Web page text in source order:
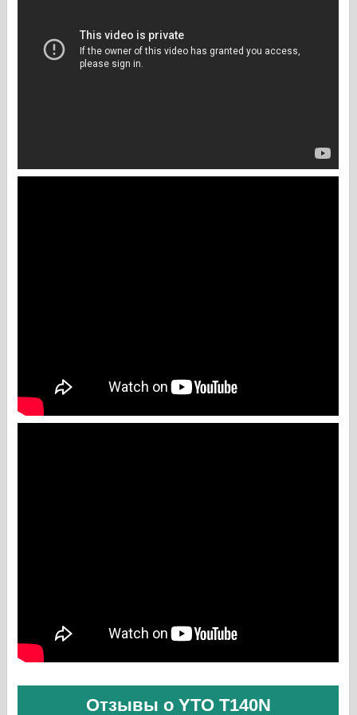
Отзывы о YTO T140N